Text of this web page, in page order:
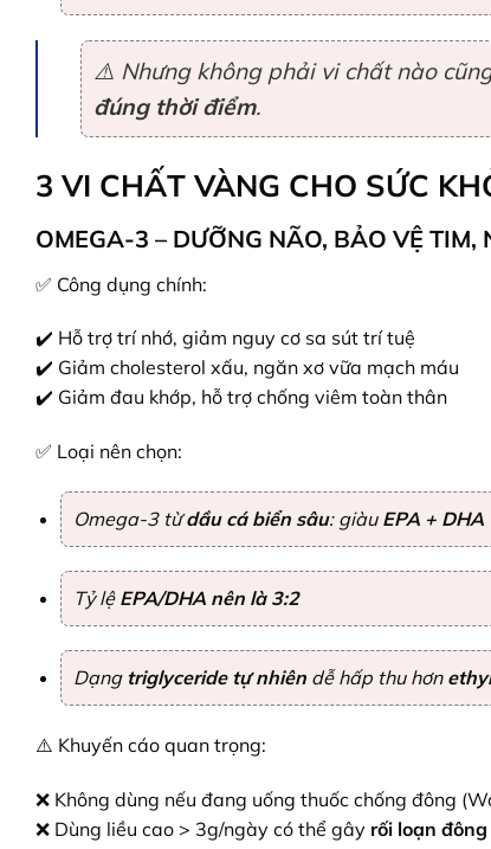
⚠️ Nhưng không phải vi chất nào
đúng thời điểm.
3 VI CHẤT VÀNG CHO SỨC
OMEGA-3 – DƯỠNG NÃO, BẢO VỆ TIM,
✅ Công dụng chính:
✔️ Hỗ trợ trí nhớ, giảm nguy cơ sa sút trí tuệ
✔️ Giảm cholesterol xấu, ngăn xơ vữa mạch máu
✔️ Giảm đau khớp, hỗ trợ chống viêm toàn thân
✅ Loại nên chọn:
Omega-3 từdầu cá biển sâu: giàu EPA + DHA
Tỷ lệ EPA/DHA nên là 3:2
Dạng triglyceride tự nhiêndễ hấp thu hơn
⚠️ Khuyến cáo quan trọng:
❌ Không dùng nếu đang uống thuốc chống đông
❌ Dùng liều cao > 3g/ngày có thể gây rối loạn